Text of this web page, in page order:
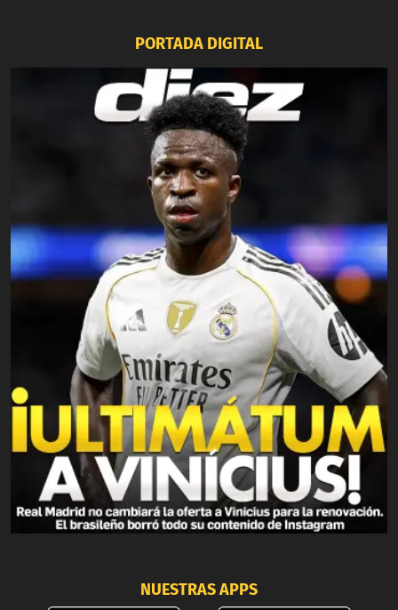
PORTADA DIGITAL
NUESTRAS APPS